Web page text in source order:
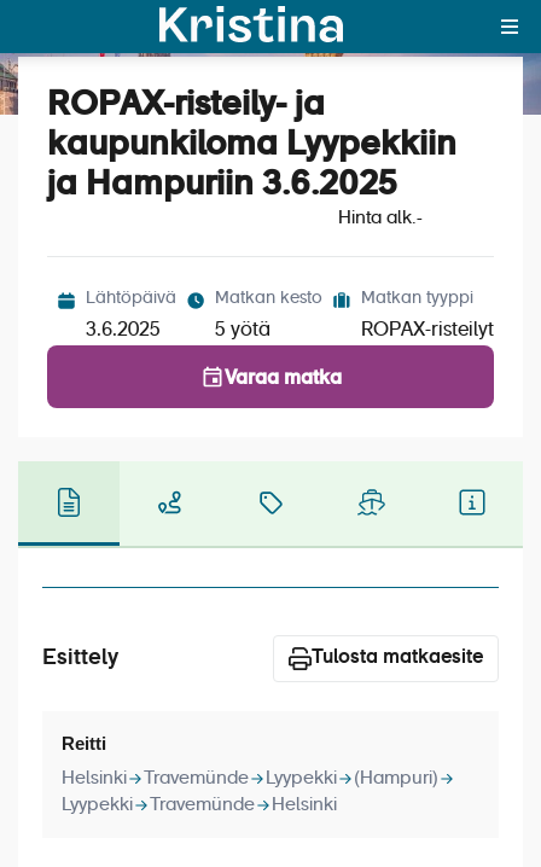
MAJAKKA-portaali
Yksin matkalle?
Suosikit
OTA YHTEYTTÄ
Matkakalenteri
Laivat
Meistä
Katso kuvat (4)
ROPAX-risteily- ja
kaupunkiloma Lyypekkiin
ja Hampuriin 3.6.2025
Hinta alk.-
Lähtöpäivä
3.6.2025
Matkan kesto
5 yötä
Matkan tyyppi
ROPAX-risteilyt
Varaa matka
Esittely Tulosta matkaesite
Reitti
Helsinki Travemünde Lyypekki
(Hampuri)
Lyypekki
Travemünde Helsinki